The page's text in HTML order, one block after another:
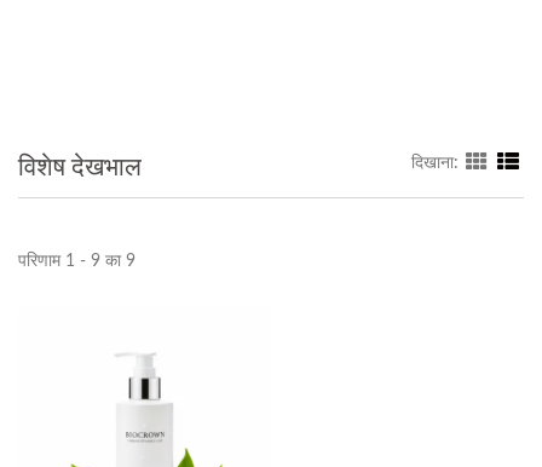
विशेष देखभाल दिखाना:
परिणाम 1 - 9 का 9